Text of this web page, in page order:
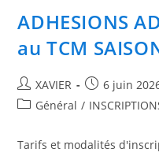
ADHESIONS
au TCM
Auteur/autrice
de
XAVIER
Publication
publiée :
6 juin
PostGénéral /
Tarifs et modalités